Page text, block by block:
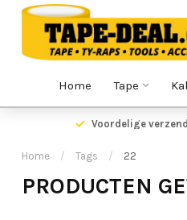
Home Tape
Voordelige
Home / Tags / 22
PRODUCTEN